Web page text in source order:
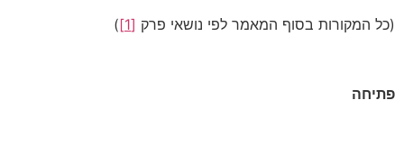
(כל המקורות בסוף המאמר לפי נושאי פרק [1]
)
פתיחה